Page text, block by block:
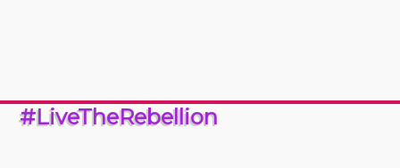
#LiveTheRebellion